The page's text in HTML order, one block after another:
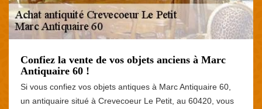
Confiez la vente de vos objets anciens à Marc
Antiquaire 60 !
Si vous confiez vos objets antiques à Marc Antiquaire 60,
un antiquaire situé à Crevecoeur Le Petit, au 60420, vous